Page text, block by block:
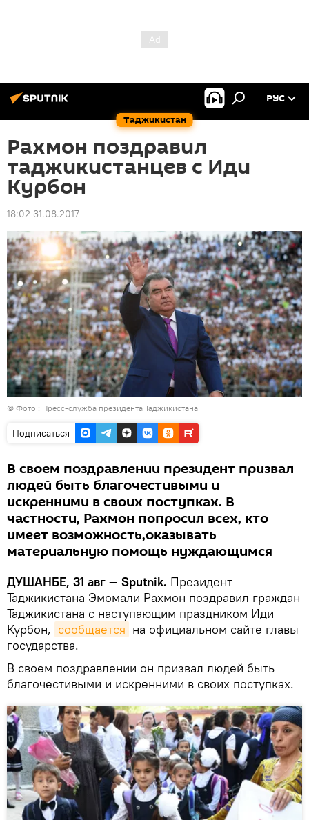
Таджикистан
РУС
Рахмон поздравил
таджикистанцев с Иди
Курбон
18:02 31.08.2017
© Фото : Пресс-служба президента Таджикистана
Подписаться
В своем поздравлении президент призвал
людей быть благочестивыми и
искренними в своих поступках. В
частности, Рахмон попросил всех, кто
имеет возможность,оказывать
материальную помощь нуждающимся
ДУШАНБЕ, 31 авг — Sputnik. Президент
Таджикистана Эмомали Рахмон поздравил граждан
Таджикистана с наступающим праздником Иди
Курбон, сообщается на официальном сайте главы
государства.
В своем поздравлении он призвал людей быть
благочестивыми и искренними в своих поступках.